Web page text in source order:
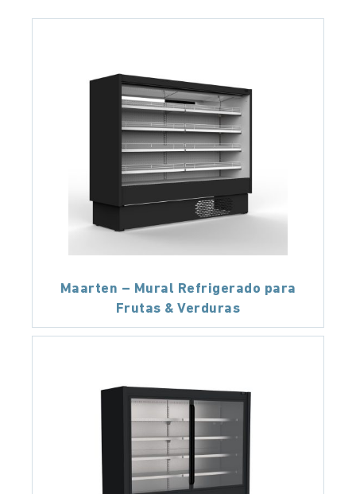
Maarten – Mural Refrigerado para
Frutas & Verduras